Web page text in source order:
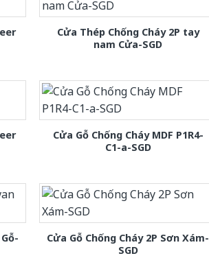
Cửa Thép Chống Cháy 2P tay
nam Cửa-SGD
Cửa Gỗ Chống Cháy MDF P1R4-
C1-a-SGD
Cửa Gỗ Chống Cháy 2P Sơn Xám-
SGD